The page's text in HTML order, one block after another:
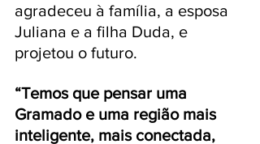
agradeceu à família, a esposa
Juliana e a filha Duda, e
projetou o futuro.
“Temos que pensar uma
Gramado e uma região mais
inteligente, mais conectada,